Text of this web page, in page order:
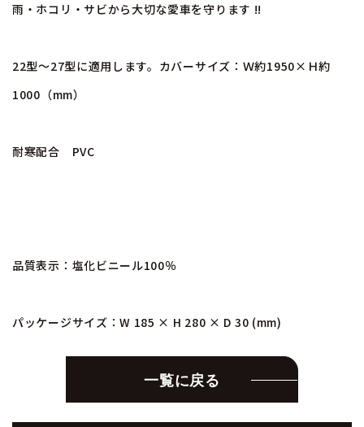
雨・ホコリ・サビから大切な愛車を守ります !!
22型～27型に適用します。カバーサイズ：Ｗ約1950×Ｈ約
1000（mm）
耐寒配合 PVC
品質表示：塩化ビニール100％
パッケージサイズ：W 185 × H 280 × D 30 (mm)
一覧に戻る